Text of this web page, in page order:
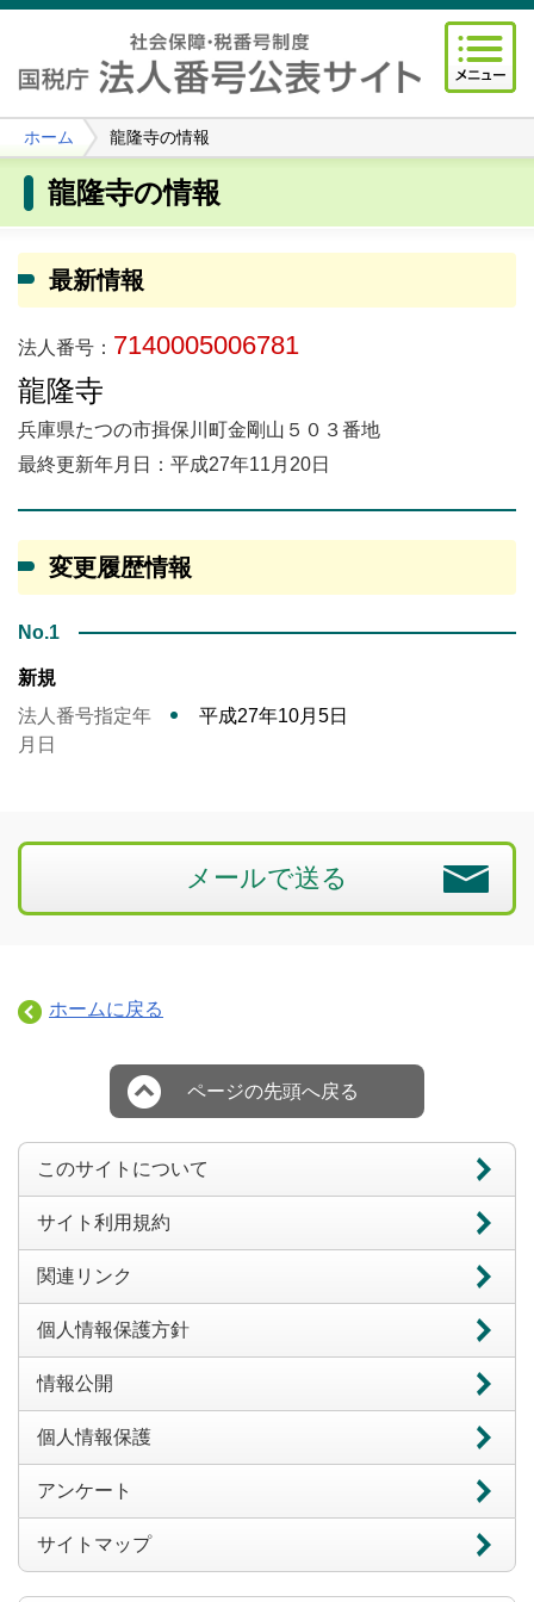
ホーム 龍隆寺の情報
龍隆寺の情報
最新情報
法人番号： 7140005006781
龍隆寺
兵庫県たつの市揖保川町金剛山５０３番地
最終更新年月日：平成27年11月20日
変更履歴情報
No.1
新規
法人番号指定年
月日
平成27年10月5日
メールで送る
ホームに戻る
ページの先頭へ戻る
このサイトについて
サイト利用規約
関連リンク
個人情報保護方針
情報公開
個人情報保護
アンケート
サイトマップ